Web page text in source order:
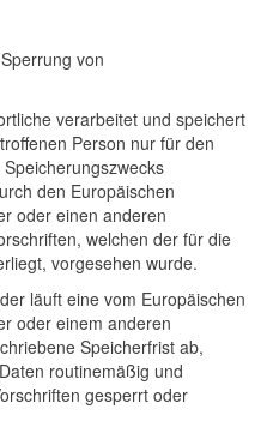
von
verarbeitet und speichert
Person nur für den
den Europäischen
oder einen anderen
welchen der für die
vorgesehen wurde.
läuft eine vom Europäischen
oder einem anderen
Speicherfrist ab,
routinemäßig und
gesperrt oder